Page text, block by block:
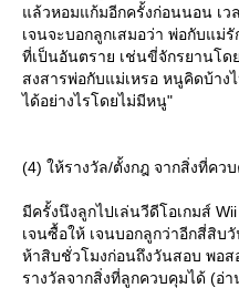
ล้วหอมแก้มอีกครั้งก่อนนอน เว
เจนจะบอกลูกเสมอว่า พ่อกับแม่
ที่เป็นอันตราย เช่นขี่จักรยานโด
สงสารพ่อกับแม่เหรอ หนูคิดบ้าง
ได้อย่างไรโดยไม่มีหนู"
(4) ให้รางวัล/ตั้งกฎ จากสิ่งที่คว
มีครั้งนึงลูกไปเล่นวีดีโอเกมส์
เจนซื้อให้ เจนบอกลูกว่าอีกสี่สิ
ห้าสิบชั่วโมงก่อนถึงวันสอบ พอส
รางวัลจากสิ่งที่ลูกควบคุมได้ (อ่